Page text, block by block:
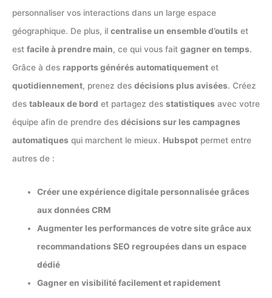
personnaliser vos interactions dans un large espace
géographique. De plus, il centralise un ensemble d’outils et
est facile à prendre main, ce qui vous fait gagner en temps.
Grâce à des rapports générés automatiquement et
quotidiennement, prenez des décisions plus avisées. Créez
des tableaux de bord et partagez des statistiques avec votre
équipe afin de prendre des décisions sur les campagnes
automatiques qui marchent le mieux. Hubspot permet entre
autres de :
Créer une expérience digitale personnalisée grâces
aux données CRM
Augmenter les performances de votre site grâce aux
recommandations SEO regroupées dans un espace
dédié
Gagner en visibilité facilement et rapidement